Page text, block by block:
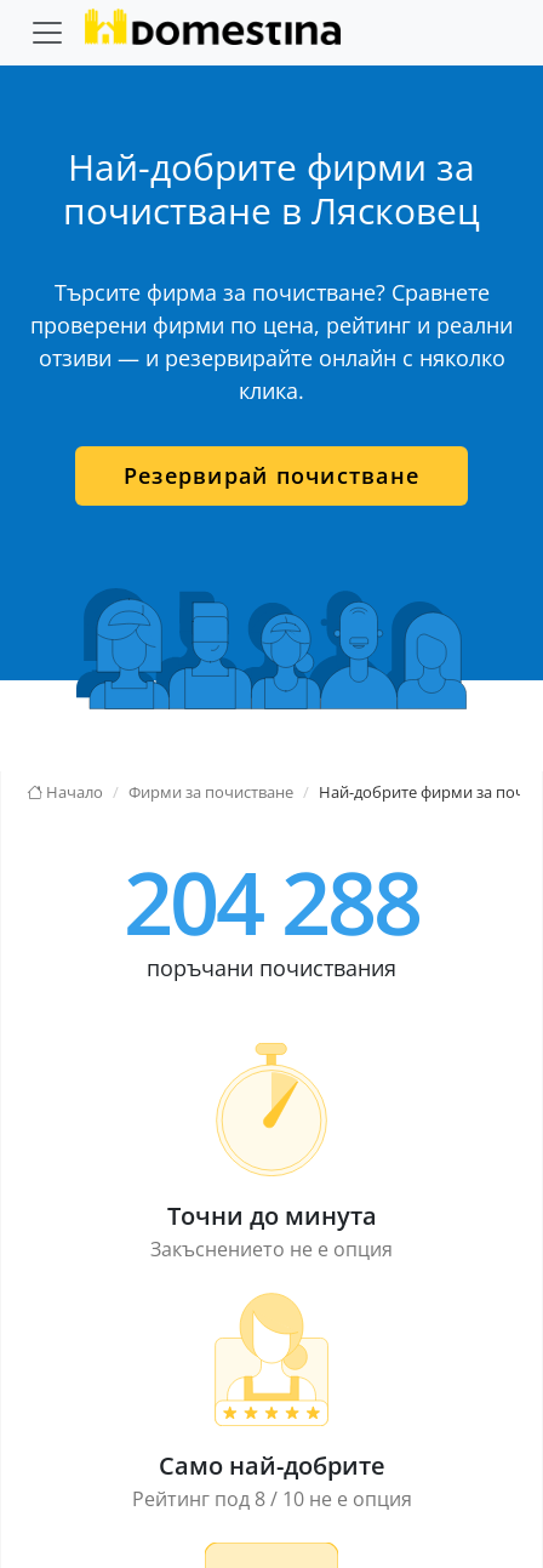
Най-добрите фирми за
почистване в Лясковец
Търсите фирма за почистване? Сравнете
проверени фирми по цена, рейтинг и реални
отзиви — и резервирайте онлайн с няколко
клика.
Резервирай почистване
Начало Фирми за почистване Най-добрите фирми за
204 288
поръчани почиствания
Точни до минута
Закъснението не е опция
Само най-добрите
Рейтинг под 8 / 10 не е опция